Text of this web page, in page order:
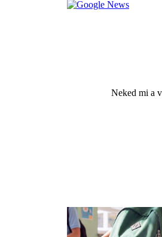
Neked mi a